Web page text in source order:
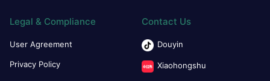
Legal & Compliance
User Agreement
Privacy Policy
Contact Us
Douyin
Xiaohongshu